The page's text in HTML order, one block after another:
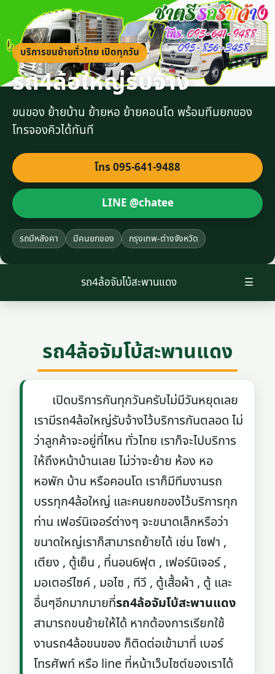
บริการขนย้ายทั่วไทย เปิดทุกวัน
รถ4ล้อใหญ่รับจ้าง
ขนของ ย้ายบ้าน ย้ายหอ ย้ายคอนโด พร้อมทีมยกของ
โทรจองคิวได้ทันที
โทร 095-641-9488
LINE @chatee
รถมีหลังคา มีคนยกของ กรุงเทพ-ต่างจังหวัด
☰
รถ4ล้อจัมโบ้สะพานแดง
รถ4ล้อจัมโบ้สะพานแดง
เปิดบริการกันทุกวันครับไม่มีวันหยุดเลย
เรามีรถ4ล้อใหญ่รับจ้างไว้บริการกันตลอด ไม่
ว่าลูกค้าจะอยู่ที่ไหน ทั่วไทย เราก็จะไปบริการ
ให้ถึงหน้าบ้านเลย ไม่ว่าจะย้าย ห้อง หอ
หอพัก บ้าน หรือคอนโด เราก็มีทีมงานรถ
บรรทุก4ล้อใหญ่ และคนยกของไว้บริการทุก
ท่าน เฟอร์นิเจอร์ต่างๆ จะขนาดเล็กหรือว่า
ขนาดใหญ่เราก็สามารถย้ายได้ เช่น โซฟา ,
เตียง , ตู้เย็น , ที่นอน6ฟุต , เฟอร์นิเจอร์ ,
มอเตอร์ไซค์ , มอไซ , ทีวี , ตู้เสื้อผ้า , ตู้ และ
อื่นๆอีกมากมายที่รถ4ล้อจัมโบ้สะพานแดง
สามารถขนย้ายให้ได้ หากต้องการเรียกใช้
งานรถ4ล้อขนของ ก็ติดต่อเข้ามาที่ เบอร์
โทรศัพท์ หรือ line ที่หน้าเว็บไซต์ของเราได้